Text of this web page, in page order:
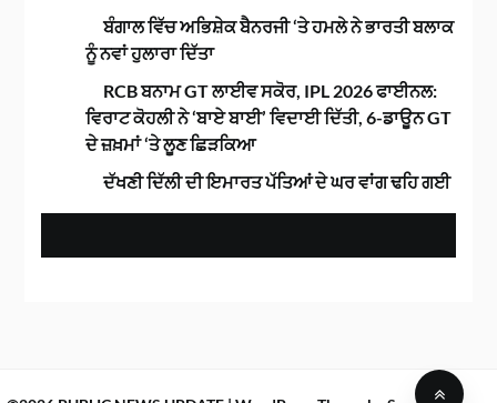
ਬੰਗਾਲ ਵਿੱਚ ਅਭਿਸ਼ੇਕ ਬੈਨਰਜੀ ‘ਤੇ ਹਮਲੇ ਨੇ ਭਾਰਤੀ ਬਲਾਕ
ਨੂੰ ਨਵਾਂ ਹੁਲਾਰਾ ਦਿੱਤਾ
RCB ਬਨਾਮ GT ਲਾਈਵ ਸਕੋਰ, IPL 2026 ਫਾਈਨਲ:
ਵਿਰਾਟ ਕੋਹਲੀ ਨੇ ‘ਬਾਏ ਬਾਈ’ ਵਿਦਾਈ ਦਿੱਤੀ, 6-ਡਾਊਨ GT
ਦੇ ਜ਼ਖ਼ਮਾਂ ‘ਤੇ ਲੂਣ ਛਿੜਕਿਆ
ਦੱਖਣੀ ਦਿੱਲੀ ਦੀ ਇਮਾਰਤ ਪੱਤਿਆਂ ਦੇ ਘਰ ਵਾਂਗ ਢਹਿ ਗਈ